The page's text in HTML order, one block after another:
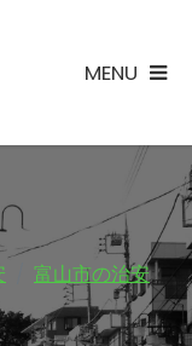
MENU
富山市の治安